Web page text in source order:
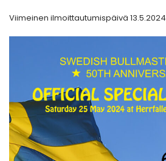
Viimeinen ilmoittautumispäivä 13.5.2024